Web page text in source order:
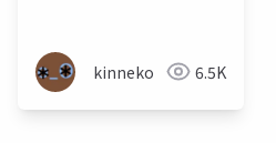
kinneko 6.5K